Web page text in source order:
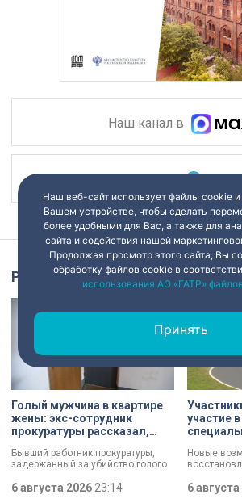
Наш канал в
Репортаж
Голый мужчина в квартире
жены: экс-сотрудник
прокуратуры рассказал,
Бывший работник прокуратуры,
задержанный за убийство голого
которые толкнули его на страшное
преступление. Два года назад он
6 августа 2026 23:14
участие
Новые
фонда
6
Наш веб-сайт использует файлы cookie и
Вашем устройстве, чтобы сделать
более удобными для Вас, а также для
сайта и содействия нашей
Продолжая просмотр этого сайта, Вы
обработку файлов cookie в
использования АО «ГАТР»
Принять